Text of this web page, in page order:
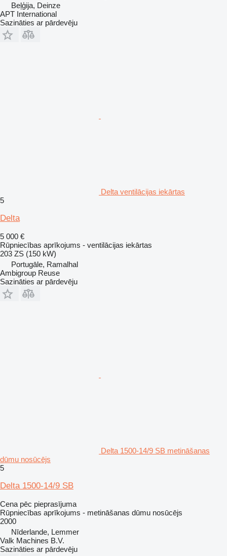
Beļģija, Deinze
APT International
Sazināties ar pārdevēju
Delta ventilācijas iekārtas
5
Delta
5 000 €
Rūpniecības aprīkojums - ventilācijas iekārtas
203 ZS (150 kW)
Portugāle, Ramalhal
Ambigroup Reuse
Sazināties ar pārdevēju
Delta 1500-14/9 SB metināšanas
dūmu nosūcējs
5
Delta 1500-14/9 SB
Cena pēc pieprasījuma
Rūpniecības aprīkojums - metināšanas dūmu nosūcējs
2000
Nīderlande, Lemmer
Valk Machines B.V.
Sazināties ar pārdevēju